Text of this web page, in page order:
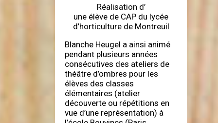
Réalisation d’
une élève de CAP du lycée
d’horticulture de Montreuil
Blanche Heugel a ainsi animé
pendant plusieurs années
consécutives des ateliers de
théâtre d’ombres pour les
élèves des classes
élémentaires (atelier
découverte ou répétitions en
vue d’une représentation) à